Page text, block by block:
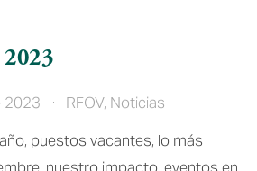
2023 RFOV, Noticias
puestos vacantes, lo más